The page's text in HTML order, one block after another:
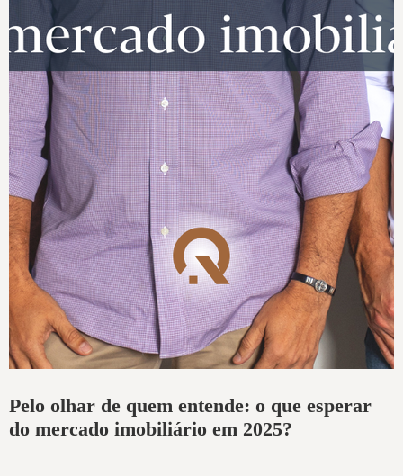
Pelo olhar de quem entende: o que esperar
do mercado imobiliário em 2025?